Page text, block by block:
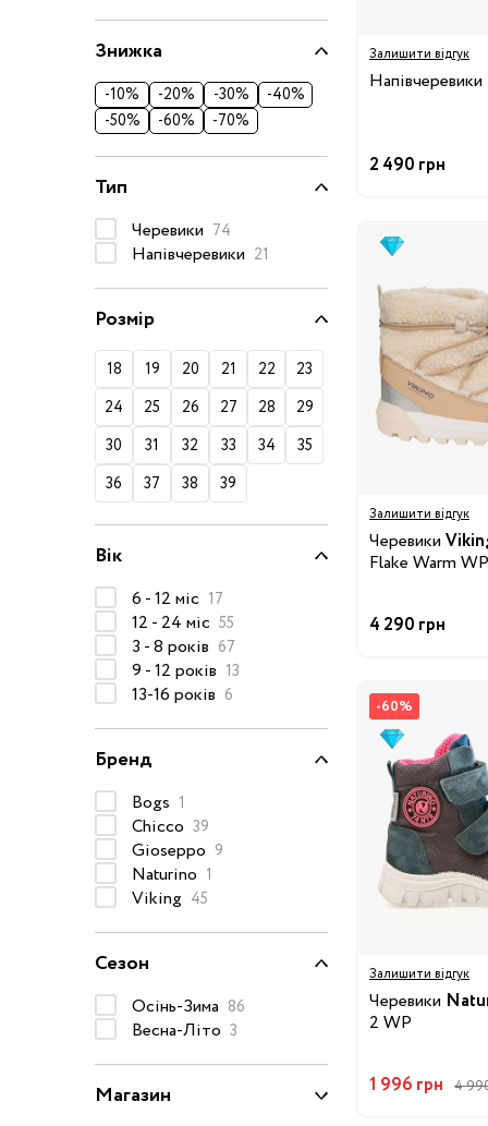
Аксесуари
Одяг за розміром
50-68 см
92-104 см
110-128 см
134-146 см
152-176 см
Взуття
Босоніжки
Черевики та
напівчеревики
Кеди
Кросівки
Пінетки
Взуття за розміром
17 18
22 23
27 28
33.5 34
35
36
Знижка
-10% -20% -30%
-40%
-50%
-60% -70%
Тип
Черевики 74
Напівчеревики 21
Розмір
18 19 20 21 22
23
24
25 26 27 28
29
30
31 32 33 34
35
36
37 38 39
Вік
6 - 12 міс 17
12 - 24 міс 55
3 - 8 років 67
9 - 12 років 13
13-16 років 6
Бренд
Bogs 1
Chicco 39
Gioseppo 9
Naturino 1
Viking 45
Сезон
Осінь-Зима 86
Весна-Літо 3
Магазин
Залишити відгук
Напівчеревики
2 490 грн
Залишити відгук
Черевики
Flake Warm
4 290 грн
-60%
Залишити відгук
Черевики
2 WP
1 996 грн 4